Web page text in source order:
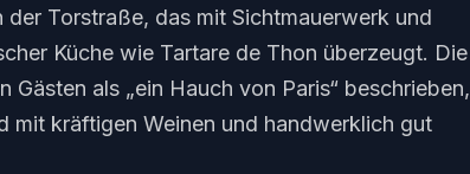
der Torstraße, das mit Sichtmauerwerk und
Küche wie Tartare de Thon überzeugt. Die
Gästen als „ein Hauch von Paris“ beschrieben,
mit kräftigen Weinen und handwerklich gut